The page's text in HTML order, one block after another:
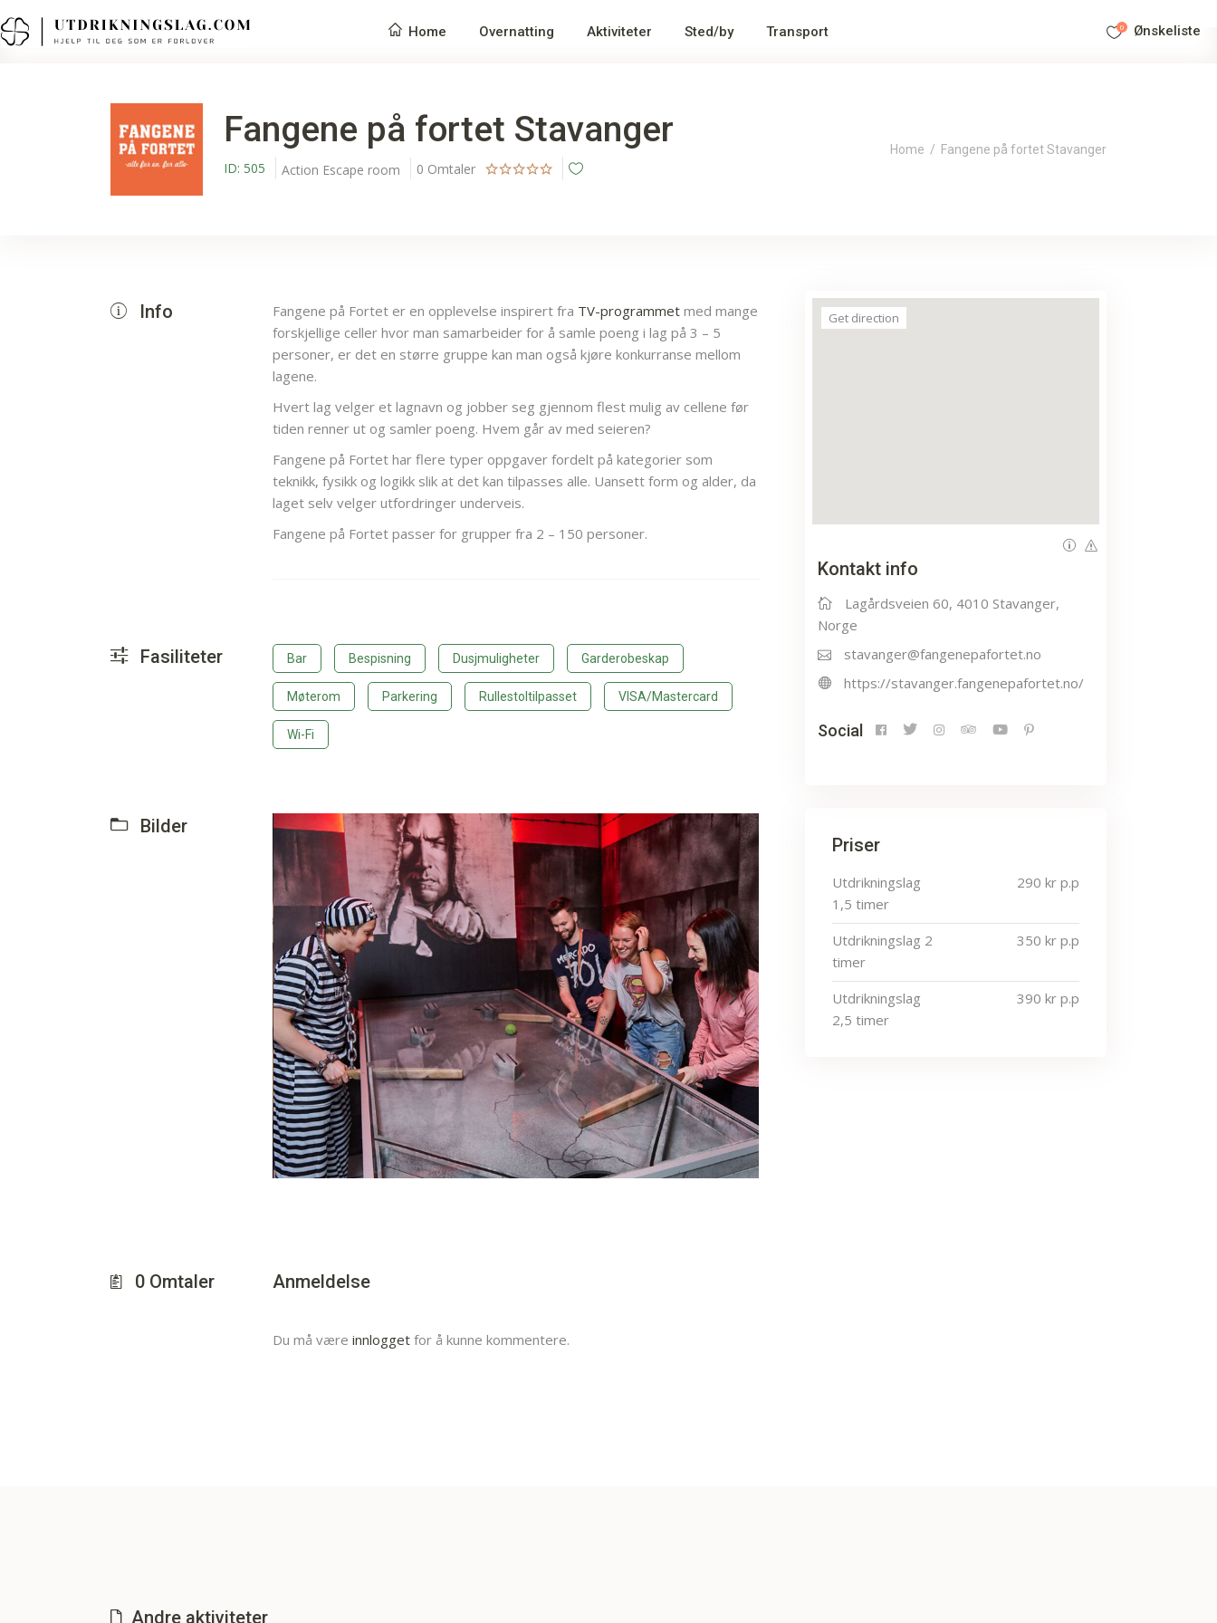
Home Overnatting Aktiviteter Sted/by Transport 0 Ønskeliste
Fangene på fortet Stavanger
ID: 505 Action Escape room 0 Omtaler
Home / Fangene på fortet Stavanger
Info Fangene på Fortet er en opplevelse inspirert fra TV-programmet med mange
forskjellige celler hvor man samarbeider for å samle poeng i lag på 3 – 5
personer, er det en større gruppe kan man også kjøre konkurranse mellom
lagene.
Hvert lag velger et lagnavn og jobber seg gjennom flest mulig av cellene før
tiden renner ut og samler poeng. Hvem går av med seieren?
Fangene på Fortet har flere typer oppgaver fordelt på kategorier som
teknikk, fysikk og logikk slik at det kan tilpasses alle. Uansett form og alder, da
laget selv velger utfordringer underveis.
Fangene på Fortet passer for grupper fra 2 – 150 personer.
Fasiliteter Bar Bespisning Dusjmuligheter Garderobeskap
Møterom Parkering Rullestoltilpasset VISA/Mastercard
Wi-Fi
Bilder
0 Omtaler Anmeldelse
Du må væreinnlogget for å kunne kommentere.
Get direction
Kontakt info
Lagårdsveien 60, 4010 Stavanger,
Norge
stavanger@fangenepafortet.no
https://stavanger.fangenepafortet.no/
Social
Priser
Utdrikningslag
1,5 timer
290 kr p.p
Utdrikningslag 2
timer
350 kr p.p
Utdrikningslag
2,5 timer
390 kr p.p
Andre aktiviteter